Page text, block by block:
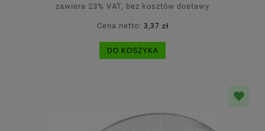
zawiera 23% VAT, bez kosztów dostawy
Cena netto: 3,37 zł
DO KOSZYKA